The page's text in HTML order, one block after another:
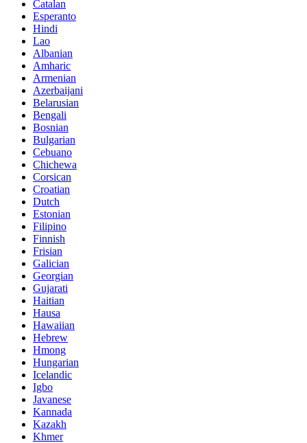
Catalan
Esperanto
Hindi
Lao
Albanian
Amharic
Armenian
Azerbaijani
Belarusian
Bengali
Bosnian
Bulgarian
Cebuano
Chichewa
Corsican
Croatian
Dutch
Estonian
Filipino
Finnish
Frisian
Galician
Georgian
Gujarati
Haitian
Hausa
Hawaiian
Hebrew
Hmong
Hungarian
Icelandic
Igbo
Javanese
Kannada
Kazakh
Khmer